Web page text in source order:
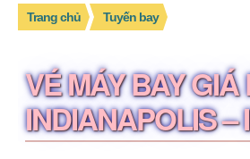
Trang chủ Tuyến bay
VÉ MÁY BAY GIÁ
INDIANAPOLIS –